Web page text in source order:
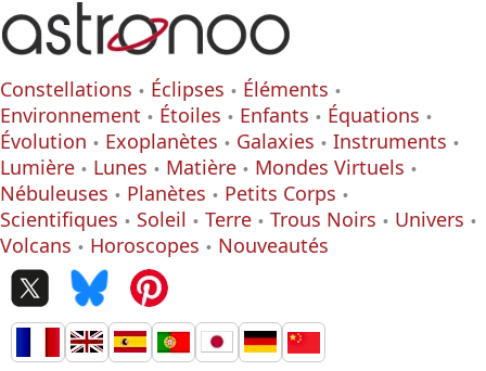
Constellations Éclipses
Éléments
Environnement
Étoiles Enfants
Équations
Évolution
Exoplanètes Galaxies
Instruments
Lumière
Lunes Matière
Mondes Virtuels
Nébuleuses
Planètes
Petits Corps
Scientifiques
Soleil Terre Trous Noirs
Univers
Volcans
Horoscopes Nouveautés